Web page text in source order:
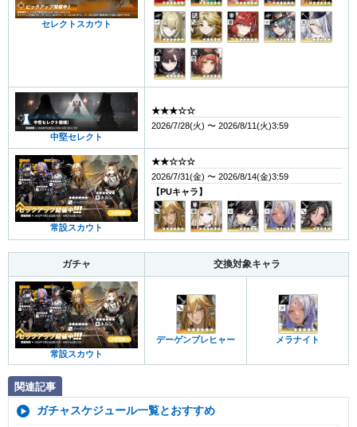
セレクトスカウト
中堅セレクト
★★★☆☆
2026/7/28(火) 〜 2026/8/11(火)3:59
常設スカウト
★★☆☆☆
2026/7/31(金) 〜 2026/8/14(金)3:59
【PUキャラ】
ガチャ 交換対象キャラ
常設スカウト
デーゲンブレヒャー メラナイト
関連記事
ガチャスケジュール一覧とおすすめ